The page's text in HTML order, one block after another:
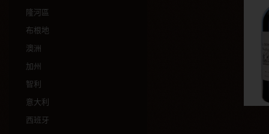
隆河區
布根地
澳洲
加州
智利
意大利
西班牙